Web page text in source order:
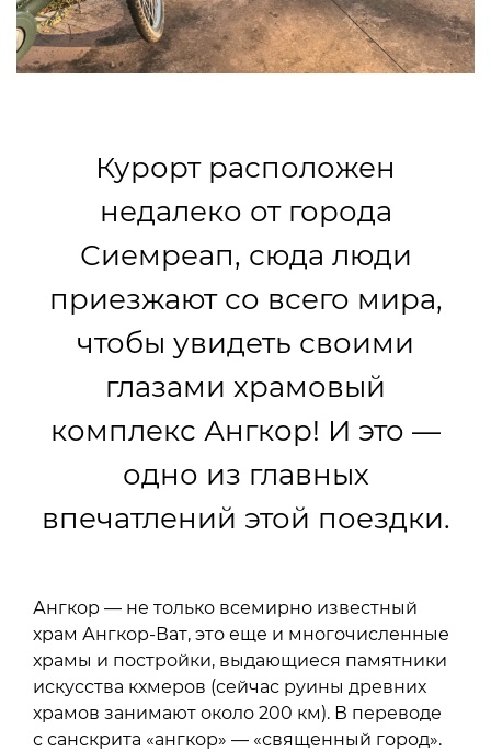
Курорт расположен
недалеко от города
Сиемреап, сюда люди
приезжают со всего мира,
чтобы увидеть своими
глазами храмовый
комплекс Ангкор! И это —
одно из главных
впечатлений этой поездки.
Ангкор — не только всемирно известный
храм Ангкор-Ват, это еще и многочисленные
храмы и постройки, выдающиеся памятники
искусства кхмеров (сейчас руины древних
храмов занимают около 200 км). В переводе
с санскрита «ангкор» — «священный город».